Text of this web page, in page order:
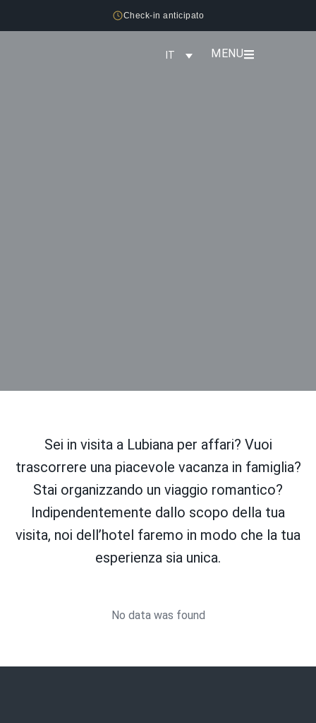
Check-in anticipato
MENU
Sei in visita a Lubiana per affari? Vuoi
trascorrere una piacevole vacanza in famiglia?
Stai organizzando un viaggio romantico?
Indipendentemente dallo scopo della tua
visita, noi dell’hotel faremo in modo che la tua
esperienza sia unica.
No data was found